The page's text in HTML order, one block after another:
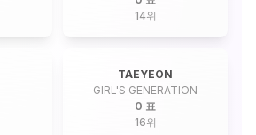
14위
TAEYEON
GIRL'S GENERATION
0 표
16위